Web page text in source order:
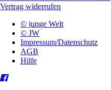
Vertrag widerrufen
© junge Welt
© JW
Impressum/Datenschutz
AGB
Hilfe